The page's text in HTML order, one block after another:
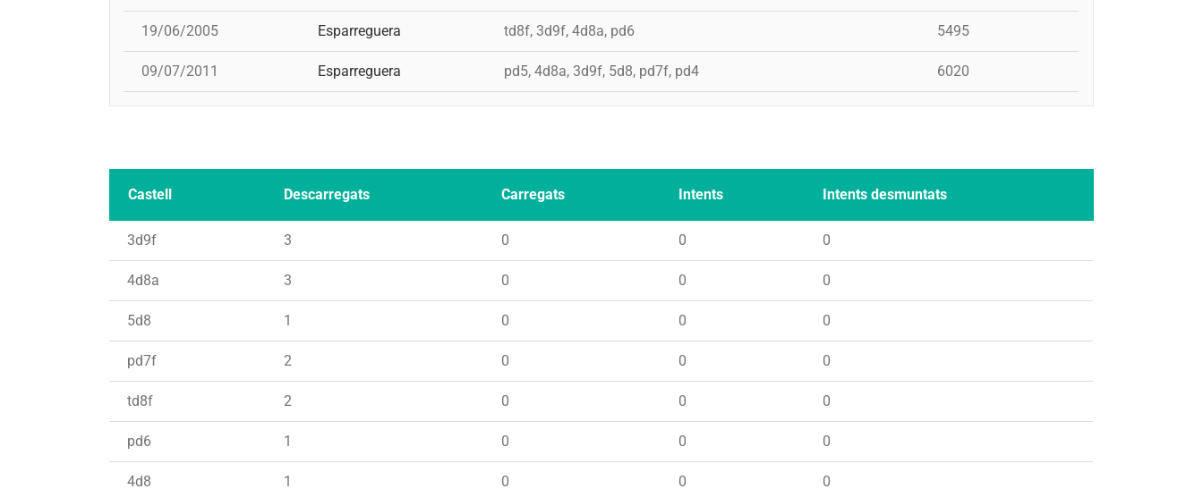
19/06/2005 Esparreguera td8f, 3d9f, 4d8a, pd6 5495
09/07/2011 Esparreguera pd5, 4d8a, 3d9f, 5d8, pd7f, pd4 6020
Castell Descarregats Carregats Intents Intents desmuntats
3d9f 3 0 0 0
4d8a 3 0 0 0
5d8 1 0 0 0
pd7f 2 0 0 0
td8f 2 0 0 0
pd6 1 0 0 0
4d8 1 0 0 0